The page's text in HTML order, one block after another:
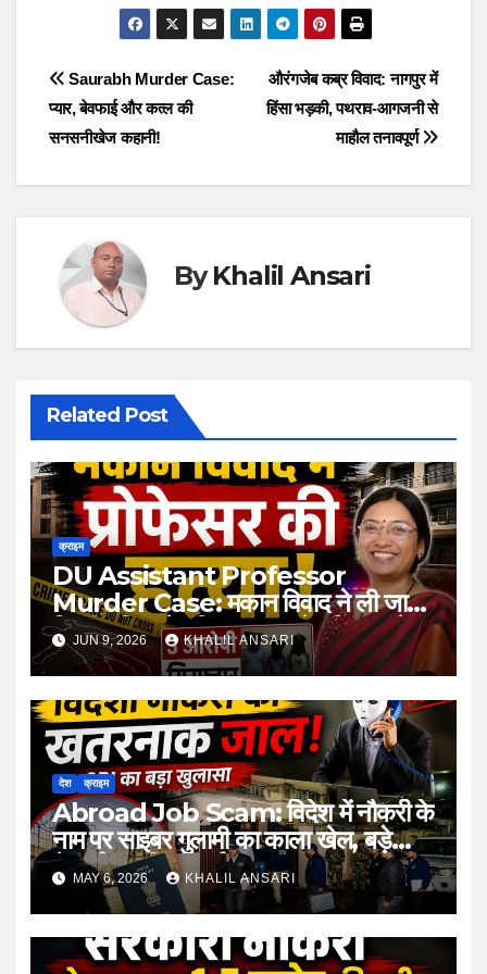
Post
navigation
औरंगजेब कब्र विवाद: नागपुर में
हिंसा भड़की, पथराव-आगजनी से
माहौल तनावपूर्ण
Saurabh Murder Case:
प्यार, बेवफाई और कत्ल की
सनसनीखेज कहानी!
ByKhalil Ansari
Related Post
क्राइम
DU Assistant Professor
Murder Case: मकान विवाद ने ली जान,
दिल्ली पुलिस ने पश्चिम बंगाल से परिवार समेत
तीन आरोपियों को दबोचा
JUN 9, 2026 KHALIL ANSARI
देश क्राइम
Abroad Job Scam: विदेश में नौकरी के
नाम पर साइबर गुलामी का काला खेल, बड़े
नेटवर्क का किया पर्दाफाश
MAY 6, 2026 KHALIL ANSARI